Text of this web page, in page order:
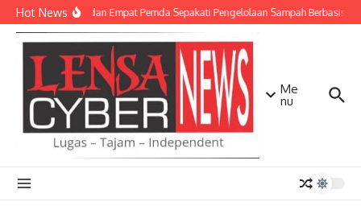
Lewati ke konten
Hot NewsTNI AD dan Empat Pemda Sepakati Pengelolaan Sampah Berbasis
Me
nu